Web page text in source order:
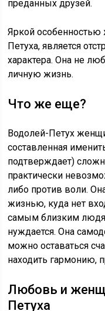
преданных друзей.
Яркой
Петуха, является
характера. Она не
личную жизнь.
Что же еще?
Водолей-Петух
составленная
подтверждает)
практически
либо против воли.
жизнью, куда нет
самым близким
нуждается. Она
можно оставаться
находить гармонию,
Любовь и
Петуха